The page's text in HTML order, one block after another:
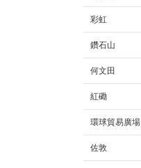
彩虹
鑽石山
何文田
紅磡
環球貿易廣場
佐敦